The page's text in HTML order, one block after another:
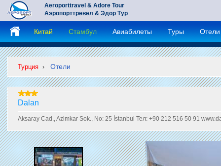
Aeroporttravel & Adore Tour
Аэропорттревел & Эдор Тур
Китай Стамбул Авиабилеты Туры Отели
Турция › Отели
Dalan
Aksaray Cad., Azimkar Sok., No: 25 İstanbul Тел: +90 212 516 50 91